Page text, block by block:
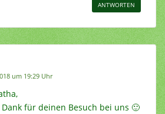
ANTWORTEN
um 19:29 Uhr
für deinen Besuch bei uns 🙂